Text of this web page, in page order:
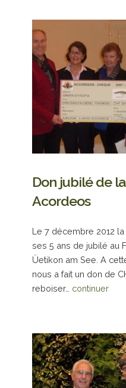
Don jubilé de
Acordeos
Le 7 décembre 2012
ses 5 ans de jubilé au
Üetikon am See. A
nous a fait un don de
reboiser… continuer